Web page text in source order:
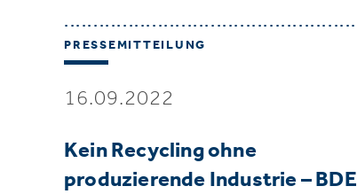
PRESSEMITTEILUNG
16.09.2022
Kein Recycling ohne
produzierende Industrie – BDE